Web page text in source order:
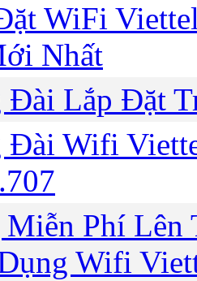
WiFi
Nhất
Đài Lắp Đặt
Đài Wifi
Miễn Phí Lên
Wifi